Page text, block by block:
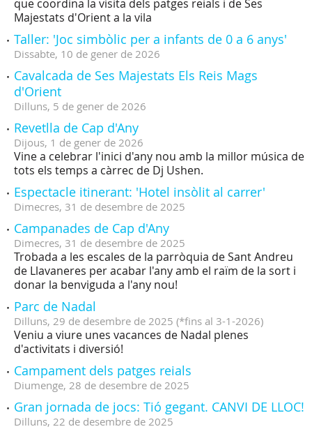
que coordina la visita dels patges reials i de Ses
Majestats d'Orient a la vila
Taller: 'Joc simbòlic per a infants de 0 a 6 anys'
Dissabte, 10 de gener de 2026
Cavalcada de Ses Majestats Els Reis Mags
d'Orient
Dilluns, 5 de gener de 2026
Revetlla de Cap d'Any
Dijous, 1 de gener de 2026
Vine a celebrar l'inici d'any nou amb la millor música de
tots els temps a càrrec de Dj Ushen.
Espectacle itinerant: 'Hotel insòlit al carrer'
Dimecres, 31 de desembre de 2025
Campanades de Cap d'Any
Dimecres, 31 de desembre de 2025
Trobada a les escales de la parròquia de Sant Andreu
de Llavaneres per acabar l'any amb el raïm de la sort i
donar la benviguda a l'any nou!
Parc de Nadal
Dilluns, 29 de desembre de 2025 (*fins al 3-1-2026)
Veniu a viure unes vacances de Nadal plenes
d'activitats i diversió!
Campament dels patges reials
Diumenge, 28 de desembre de 2025
Gran jornada de jocs: Tió gegant. CANVI DE LLOC!
Dilluns, 22 de desembre de 2025